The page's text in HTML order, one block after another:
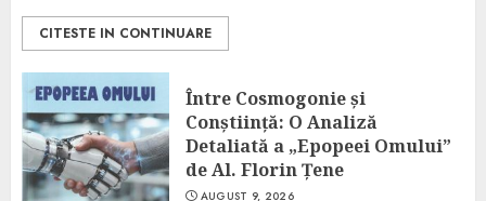
CITESTE IN CONTINUARE
Între Cosmogonie și
Conștiință: O Analiză
Detaliată a „Epopeei Omului”
de Al. Florin Țene
AUGUST 9, 2026